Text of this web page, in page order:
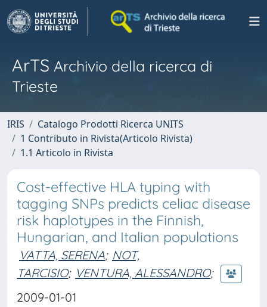
ArTS Archivio della ricerca di
Trieste
IRIS
Catalogo Prodotti Ricerca UNITS
1 Contributo in Rivista(Articolo Rivista)
1.1 Articolo in Rivista
Cost-effective HLA typing with
tagging SNPs predicts celiac disease
risk haplotypes in the Finnish,
Hungarian, and Italian populations
VATTA, SERENA; NOT,
TARCISIO; VENTURA, ALESSANDRO;
2009-01-01